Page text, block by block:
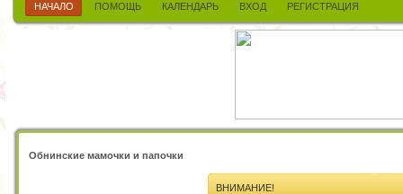
НАЧАЛО ПОМОЩЬ КАЛЕНДАРЬ ВХОД РЕГИСТРАЦИЯ
Обнинские мамочки и папочки
ВНИМАНИЕ!